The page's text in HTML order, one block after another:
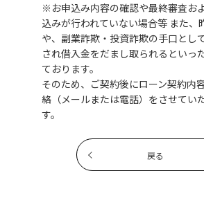
※お申込み内容の確認や最終審査お
込みが行われていない場合等 また、
や、副業詐欺・投資詐欺の手口とし
され借入金をだまし取られるといっ
ております。
そのため、ご契約後にローン契約内
絡（メールまたは電話）をさせてい
す。
戻る